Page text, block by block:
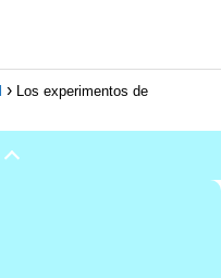
Los experimentos de